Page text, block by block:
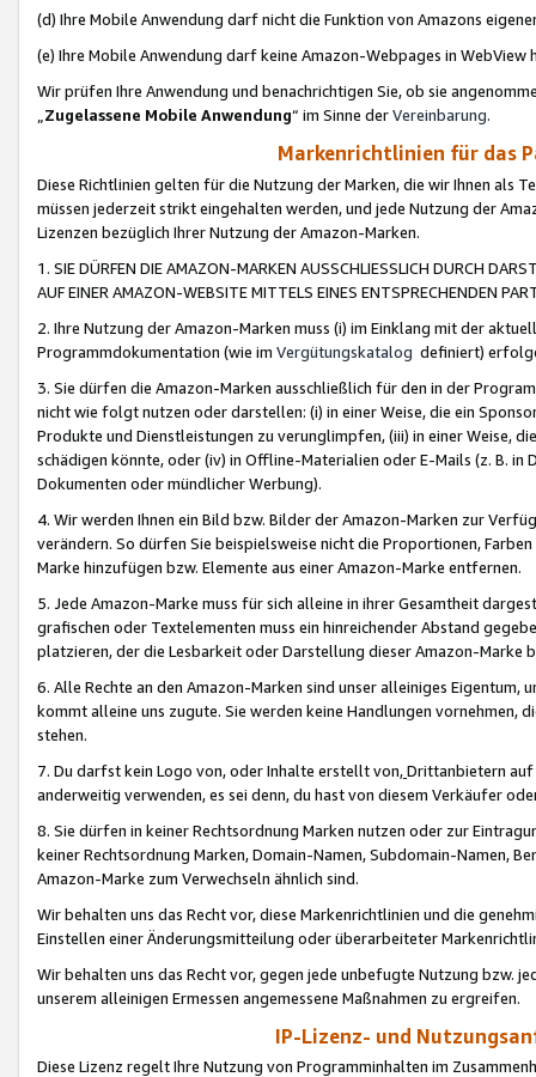
(d) Ihre Mobile Anwendung darf nicht die Funktion von Amazons
(e) Ihre Mobile Anwendung darf keine Amazon-Webpages in WebView
Wir prüfen Ihre Anwendung und benachrichtigen Sie, ob sie
„Zugelassene Mobile Anwendung“ im Sinne derVereinbarung.
Markenrichtlinien für das
Diese Richtlinien gelten für die Nutzung der Marken, die wir Ihnen als
müssen jederzeit strikt eingehalten werden, und jede Nutzung der
Lizenzen bezüglich Ihrer Nutzung der Amazon-Marken.
1. SIE DÜRFEN DIE AMAZON-MARKEN AUSSCHLIESSLICH DURCH
AUF EINER AMAZON-WEBSITE MITTELS EINES ENTSPRECHENDEN
2. Ihre Nutzung der Amazon-Marken muss (i) im Einklang mit der
Programmdokumentation (wie im Vergütungskatalog definiert)
3. Sie dürfen die Amazon-Marken ausschließlich für den in der
nicht wie folgt nutzen oder darstellen: (i) in einer Weise, die ein
Produkte und Dienstleistungen zu verunglimpfen, (iii) in einer Weise,
schädigen könnte, oder (iv) in Offline-Materialien oder E-Mails (z. B. in
Dokumenten oder mündlicher Werbung).
4. Wir werden Ihnen ein Bild bzw. Bilder der Amazon-Marken zur
verändern. So dürfen Sie beispielsweise nicht die Proportionen,
Marke hinzufügen bzw. Elemente aus einer Amazon-Marke entfernen.
5. Jede Amazon-Marke muss für sich alleine in ihrer Gesamtheit
grafischen oder Textelementen muss ein hinreichender Abstand
platzieren, der die Lesbarkeit oder Darstellung dieser Amazon-Marke
6. Alle Rechte an den Amazon-Marken sind unser alleiniges
kommt alleine uns zugute. Sie werden keine Handlungen vornehmen,
stehen.
7. Du darfst kein Logo von, oder Inhalte erstellt von,Drittanbietern auf
anderweitig verwenden, es sei denn, du hast von diesem Verkäufer
8. Sie dürfen in keiner Rechtsordnung Marken nutzen oder zur
keiner Rechtsordnung Marken, Domain-Namen, Subdomain-Namen,
Amazon-Marke zum Verwechseln ähnlich sind.
Wir behalten uns das Recht vor, diese Markenrichtlinien und die
Einstellen einer Änderungsmitteilung oder überarbeiteter
Wir behalten uns das Recht vor, gegen jede unbefugte Nutzung bzw.
unserem alleinigen Ermessen angemessene Maßnahmen zu ergreifen.
IP-Lizenz- und
Diese Lizenz regelt Ihre Nutzung von Programminhalten im